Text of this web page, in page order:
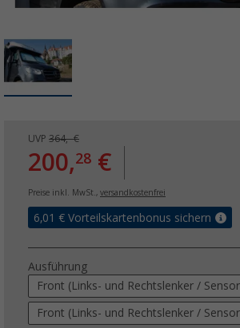
UVP 364,- €
200,28 €
Preise inkl. MwSt., versandkostenfrei
6,01 € Vorteilskartenbonus sichern
Ausführung
Front (Links- und Rechtslenker /
Front (Links- und Rechtslenker /